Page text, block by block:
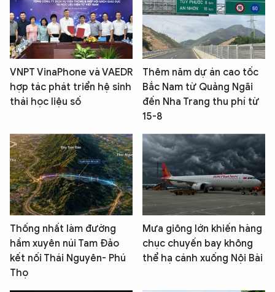
VNPT VinaPhone và VAEDR
hợp tác phát triển hệ sinh
thái học liệu số
Thêm năm dự án cao tốc
Bắc Nam từ Quảng Ngãi
đến Nha Trang thu phí từ
15-8
Thống nhất làm đường
hầm xuyên núi Tam Đảo
kết nối Thái Nguyên- Phú
Thọ
Mưa giông lớn khiến hàng
chục chuyến bay không
thể hạ cánh xuống Nội Bài